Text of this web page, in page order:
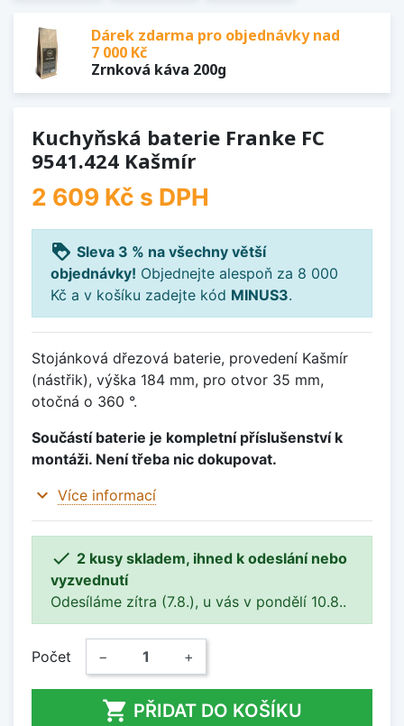
Dárek zdarma pro objednávky nad
7 000 Kč
Zrnková káva 200g
Kuchyňská baterie Franke FC
9541.424 Kašmír
2 609 Kč s DPH
loyalty Sleva 3 % na všechny větší
objednávky! Objednejte alespoň za 8 000
Kč a v košíku zadejte kód MINUS3.
Stojánková dřezová baterie, provedení Kašmír
(nástřik), výška 184 mm, pro otvor 35 mm,
otočná o 360 °.
Součástí baterie je kompletní příslušenství k
montáži. Není třeba nic dokupovat.
expand_more Více informací
 2 kusy skladem, ihned k odeslání nebo
vyzvednutí
Odesíláme zítra (7.8.), u vás v pondělí 10.8..
Počet − +
 PŘIDAT DO KOŠÍKU